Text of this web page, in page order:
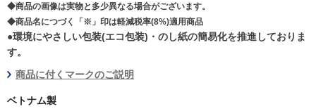
◆商品の画像は実物と多少異なる場合がございます。
◆商品名につづく「※」印は軽減税率(8%)適用商品
●環境にやさしい包装(エコ包装)・のし紙の簡易化を推進しておりま
す。
商品に付くマークのご説明
ベトナム製